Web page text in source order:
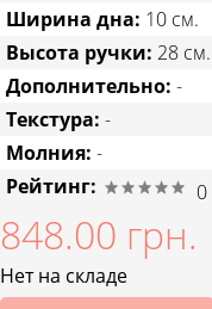
Ширина дна: 10 см.
Высота ручки: 28 см.
Дополнительно: -
Текстура: -
Молния: -
Рейтинг:
0
848.00 грн.
Нет на складе